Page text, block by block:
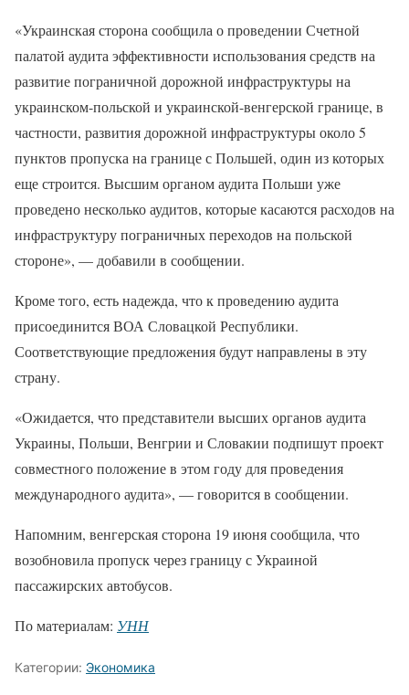
«Украинская сторона сообщила о проведении Счетной
палатой аудита эффективности использования средств на
развитие пограничной дорожной инфраструктуры на
украинском-польской и украинской-венгерской границе, в
частности, развития дорожной инфраструктуры около 5
пунктов пропуска на границе с Польшей, один из которых
еще строится. Высшим органом аудита Польши уже
проведено несколько аудитов, которые касаются расходов на
инфраструктуру пограничных переходов на польской
стороне», — добавили в сообщении.
Кроме того, есть надежда, что к проведению аудита
присоединится ВОА Словацкой Республики.
Соответствующие предложения будут направлены в эту
страну.
«Ожидается, что представители высших органов аудита
Украины, Польши, Венгрии и Словакии подпишут проект
совместного положение в этом году для проведения
международного аудита», — говорится в сообщении.
Напомним, венгерская сторона 19 июня сообщила, что
возобновила пропуск через границу с Украиной
пассажирских автобусов.
По материалам: УНН
Категории: Экономика